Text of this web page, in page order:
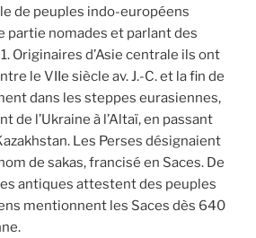
de peuples indo-européens
partie nomades et parlant des
Originaires d’Asie centrale ils ont
le VIIe siècle av. J.-C. et la fin de
dans les steppes eurasiennes,
de l’Ukraine à l’Altaï, en passant
Les Perses désignaient
de sakas, francisé en Saces. De
antiques attestent des peuples
mentionnent les Saces dès 640